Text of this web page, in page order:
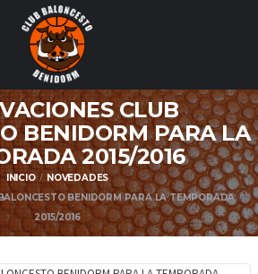
CLUB
BENIDORM PARA LA
2015/2016
INICIO
NOVEDADES
BENIDORM PARA LA TEMPORADA
2015/2016